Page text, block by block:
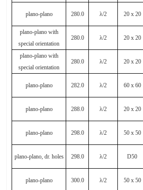
plano-plano 280.0 λ/2 20 x 20
plano-plano with
special orientation
280.0 λ/2 20 x 20
plano-plano with
special orientation
280.0 λ/2 20 x 20
plano-plano 282.0 λ/2 60 x 60
plano-plano 288.0 λ/2 20 x 20
plano-plano 298.0 λ/2 50 x 50
plano-plano, dr. holes 298.0 λ/2 D50
plano-plano 300.0 λ/2 50 x 50